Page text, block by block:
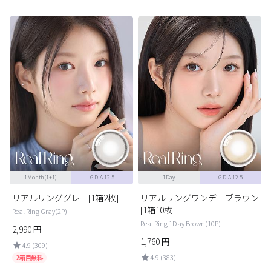
1Month(1+1) G.DIA 12.5
リアルリンググレー[1箱2枚]
Real Ring Gray(2P)
2,990円
4.9 (309)
2箱目無料
1Day G.DIA 12.5
リアルリングワンデーブラウン
[1箱10枚]
Real Ring 1Day Brown(10P)
1,760円
4.9 (383)